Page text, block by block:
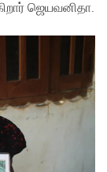
ஜெயவனிதா.